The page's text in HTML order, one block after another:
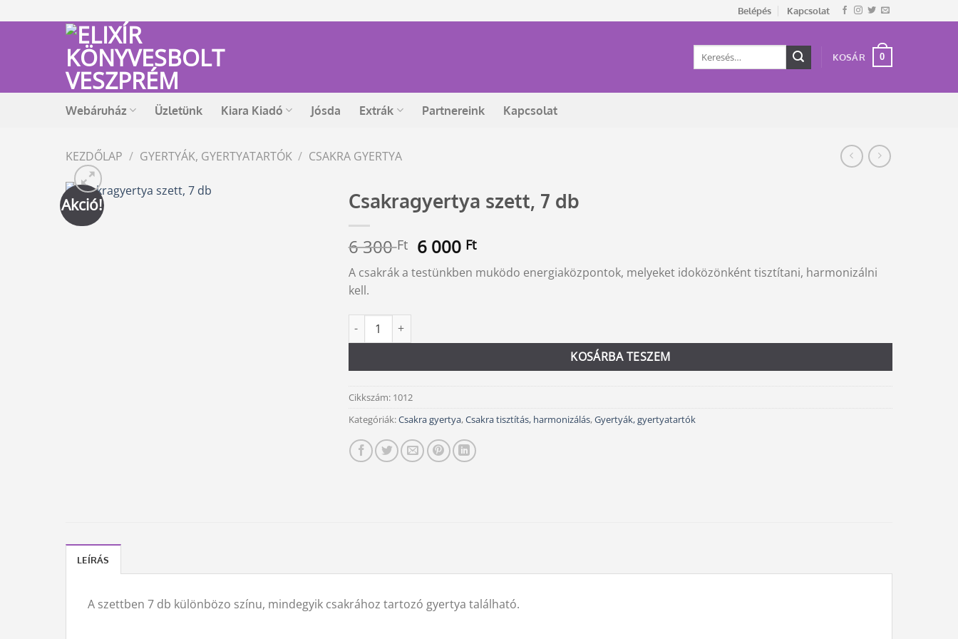
to
Belépés Kapcsolat
Keresés
KOSÁR 0
Webáruház Üzletünk Kiara Kiadó Jósda Extrák Partnereink Kapcsolat
KEZDŐLAP / GYERTYÁK, GYERTYATARTÓK / CSAKRA GYERTYA
Akció! Csakragyertya szett, 7 db
6 300Ft Original
price
was:
6 000 FtCurrent
price
is:
A csakrák a testünkben muködo energiaközpontok, melyeket idoközönként tisztítani, harmonizálni
kell.
Csakragyertya szett, 7 db mennyiség
KOSÁRBA TESZEM
Alternative:
Cikkszám: 1012
Kategóriák:Csakra gyertya,Csakra tisztítás, harmonizálás,Gyertyák, gyertyatartók
LEÍRÁS
A szettben 7 db különbözo színu, mindegyik csakrához tartozó gyertya található.